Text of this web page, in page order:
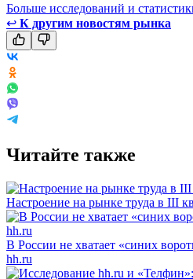
Больше исследований и
↩ К другим новостям рынка
Читайте также
Настроение на рынке труда в III
В России не хватает «синих
hh.ru